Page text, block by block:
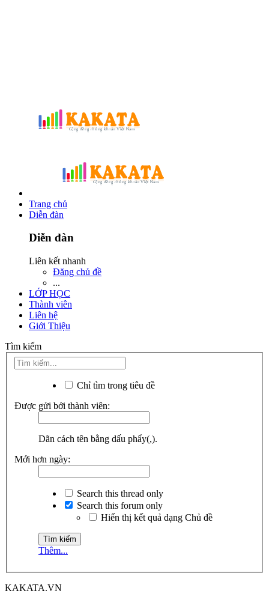
Trang chủ
Diễn đàn
Diễn đàn
Liên kết nhanh
Đăng chủ đề
...
LỚP HỌC
Thành viên
Liên hệ
Giới Thiệu
Tìm kiếm
Chỉ tìm trong tiêu đề
Được gửi bởi thành viên:
Dãn cách tên bằng dấu phẩy(,).
Mới hơn ngày:
Search this thread only
Search this forum only
Hiển thị kết quả dạng Chủ đề
Thêm...
KAKATA.VN